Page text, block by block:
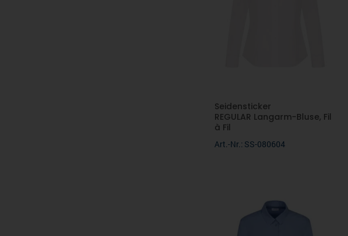
Seidensticker
REGULAR Langarm-Bluse, Fil
à Fil
Art.-Nr.: SS-080604